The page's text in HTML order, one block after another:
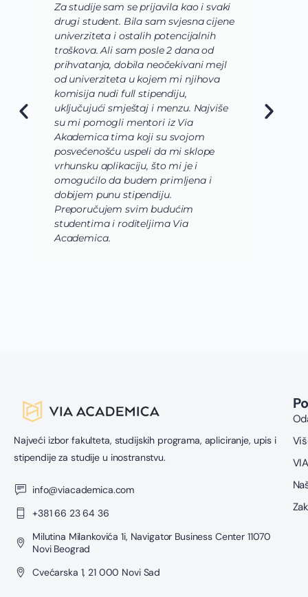
prijavila kao i svaki
sam svjesna cijene
potencijalnih
posle 2 dana od
neočekivani mejl
kojem mi njihova
stipendiju,
i menzu. Najviše
iz Via
koji su svojom
da mi sklope
što mi je i
primljena i
budućim
Via
Via tim mi je pre svega
shvatim koje polje nauke
usavrsim preko svojih
usmerim. Zatim su mi
odaberem program koji
odgovara mojim željama i
o osnovnim studijama koje
da budu veoma
slučaju da biologija, hemija
biohemija budu
laboratorijama i radom u
istraživackoj grupi. Takođe,
korak prijave i aplikacije bio
Academica tima.
Najveći izbor fakulteta, studijskih programa, apliciranje, upis i
stipendije za studije u inostranstvu.
info@viacademica.com
+381 66 23 64 36
Milutina Milankovića 1i, Navigator Business Center 11070
Novi Beograd
Cvećarska 1, 21 000 Novi Sad